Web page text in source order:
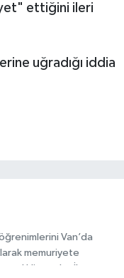
ettiğini ileri
uğradığı iddia
Van’da
memuriyete
Hizmetler İl